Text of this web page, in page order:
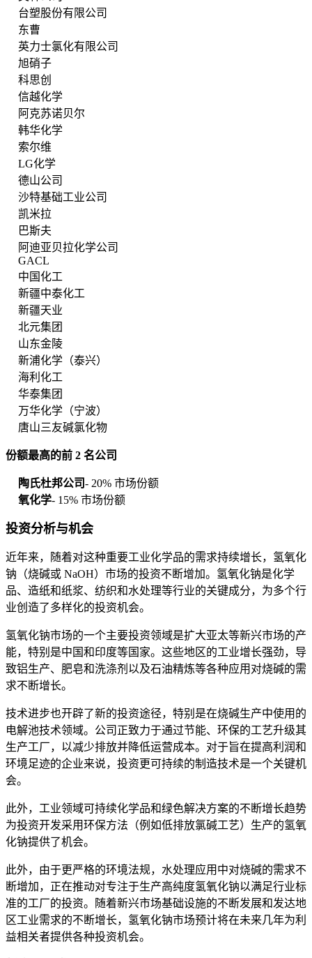
台塑股份有限公司
东曹
英力士氯化有限公司
旭硝子
科思创
信越化学
阿克苏诺贝尔
韩华化学
索尔维
LG化学
德山公司
沙特基础工业公司
凯米拉
巴斯夫
阿迪亚贝拉化学公司
GACL
中国化工
新疆中泰化工
新疆天业
北元集团
山东金陵
新浦化学（泰兴）
海利化工
华泰集团
万华化学（宁波）
唐山三友碱氯化物
份额最高的前 2 名公司
陶氏杜邦公司- 20% 市场份额
氧化学- 15% 市场份额
投资分析与机会
近年来，随着对这种重要工业化学品的需求持续增长，氢氧化
钠（烧碱或 NaOH）市场的投资不断增加。氢氧化钠是化学
品、造纸和纸浆、纺织和水处理等行业的关键成分，为多个行
业创造了多样化的投资机会。
氢氧化钠市场的一个主要投资领域是扩大亚太等新兴市场的产
能，特别是中国和印度等国家。这些地区的工业增长强劲，导
致铝生产、肥皂和洗涤剂以及石油精炼等各种应用对烧碱的需
求不断增长。
技术进步也开辟了新的投资途径，特别是在烧碱生产中使用的
电解池技术领域。公司正致力于通过节能、环保的工艺升级其
生产工厂，以减少排放并降低运营成本。对于旨在提高利润和
环境足迹的企业来说，投资更可持续的制造技术是一个关键机
会。
此外，工业领域可持续化学品和绿色解决方案的不断增长趋势
为投资开发采用环保方法（例如低排放氯碱工艺）生产的氢氧
化钠提供了机会。
此外，由于更严格的环境法规，水处理应用中对烧碱的需求不
断增加，正在推动对专注于生产高纯度氢氧化钠以满足行业标
准的工厂的投资。随着新兴市场基础设施的不断发展和发达地
区工业需求的不断增长，氢氧化钠市场预计将在未来几年为利
益相关者提供各种投资机会。